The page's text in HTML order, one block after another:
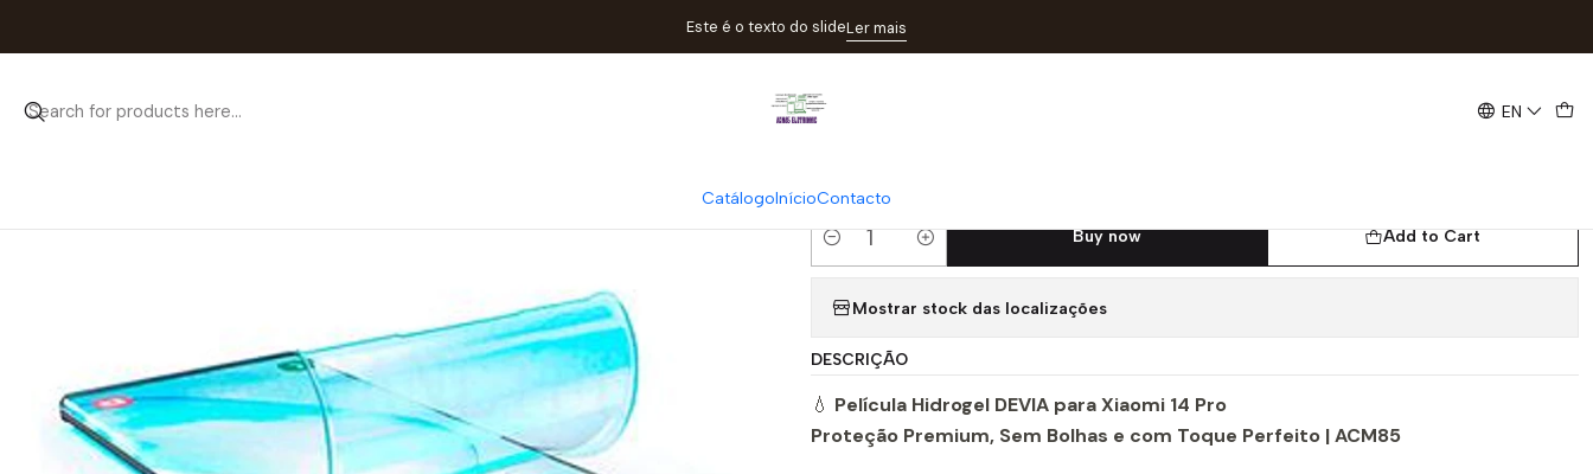
EN
CatálogoInícioContacto
Este é o texto do slideLer mais
Película Hidrogel Devia para Xiaomi 14 Pro | Proteção Premium e Sem Bolhas | ACM85
|
Película Hidrogel Devia para Xiaomi 14 Pro |
Quantity
Add to Cart
Buy now
Mostrar stock das localizações
DESCRIÇÃO
💧 Película Hidrogel DEVIA para Xiaomi 14 Pro
Proteção Premium, Sem Bolhas e com Toque Perfeito | ACM85